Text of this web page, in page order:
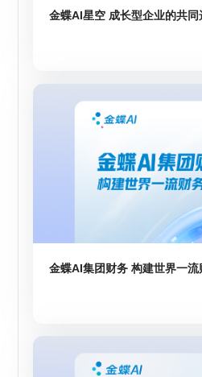
金蝶AI星空 成长型企业的共同
金蝶AI集团财务 构建世界一